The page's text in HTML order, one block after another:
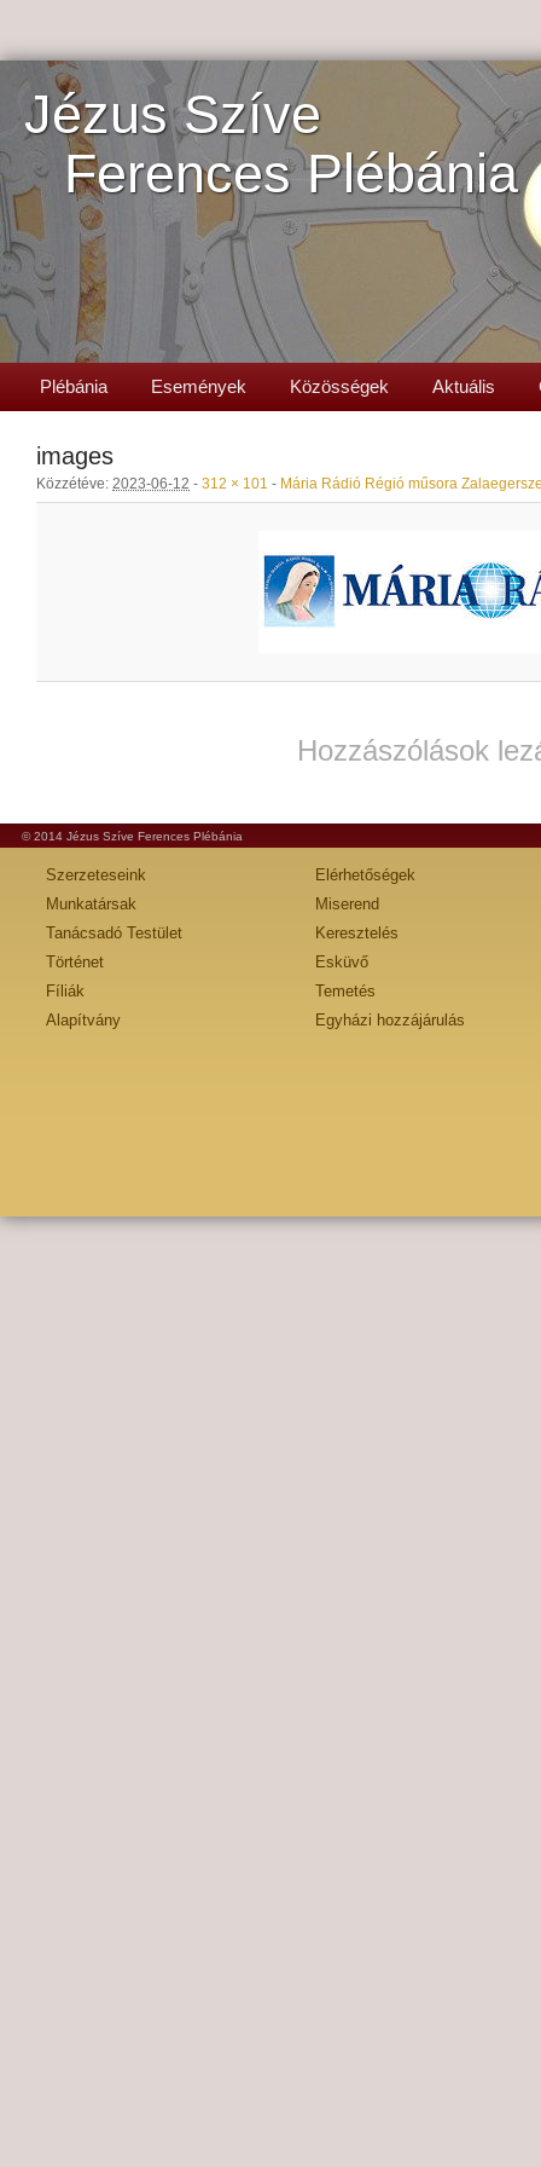
Jézus Szíve
Ferences Plébánia
Plébánia Események Közösségek Aktuális
images
Közzétéve: 2023-06-12 - 312 × 101 - Mária Rádió Régió műsora
Hozzászólások
© 2014 Jézus Szíve Ferences Plébánia
Szerzeteseink
Munkatársak
Tanácsadó Testület
Történet
Fíliák
Alapítvány
Elérhetőségek
Miserend
Keresztelés
Esküvő
Temetés
Egyházi hozzájárulás